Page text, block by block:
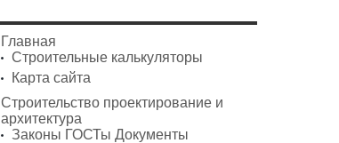
Главная
Строительные калькуляторы
Карта сайта
Строительство проектирование и
архитектура
Законы ГОСТы Документы